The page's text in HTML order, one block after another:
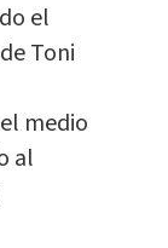
el
Toni
medio
al